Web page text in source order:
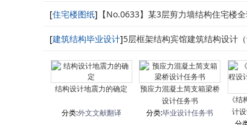
[住宅楼图纸] 【No.0633】某3层剪力墙结构住宅楼
纸-建筑面积1969
[建筑结构毕业设计]5层框架结构宾馆建筑结构设计
纸）[面积3600]
结构设计地震力的确定
分类:外文文献翻译
预应力混凝土简支箱梁桥
设计任务书
分类:毕业设计任务书
《
计